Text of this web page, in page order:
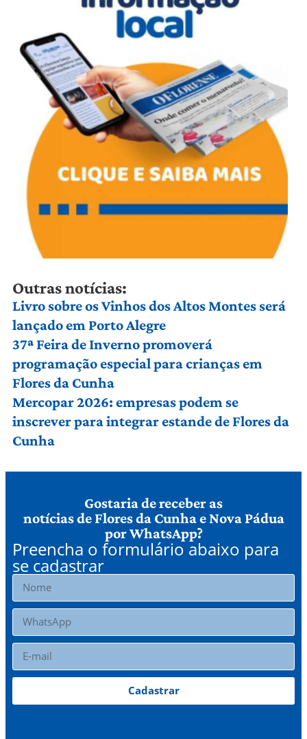
Outras notícias:
Livro sobre os Vinhos dos Altos Montes será
lançado em Porto Alegre
37ª Feira de Inverno promoverá
programação especial para crianças em
Flores da Cunha
Mercopar 2026: empresas podem se
inscrever para integrar estande de Flores da
Cunha
Gostaria de receber as
notícias de Flores da Cunha e Nova Pádua
por WhatsApp?
Preencha o formulário abaixo para
se cadastrar
Cadastrar